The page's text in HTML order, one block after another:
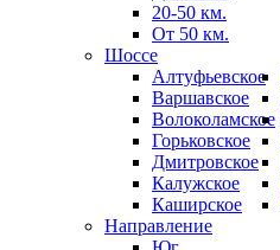
20-50 км.
От 50 км.
Шоссе
Алтуфьевское
Варшавское
Волоколамское
Горьковское
Дмитровское
Калужское
Каширское
Направление